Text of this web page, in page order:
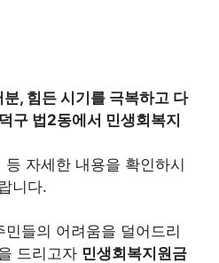
, 힘든 시기를 극복하고 다
구 법2동에서 민생회복지
자세한 내용을 확인하시
니다.
들의 어려움을 덜어드리
드리고자 민생회복지원금